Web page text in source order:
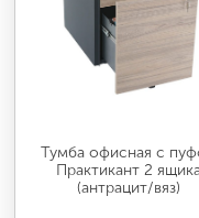
Тумба офисная с
Практикант 2
(антрацит/вяз)